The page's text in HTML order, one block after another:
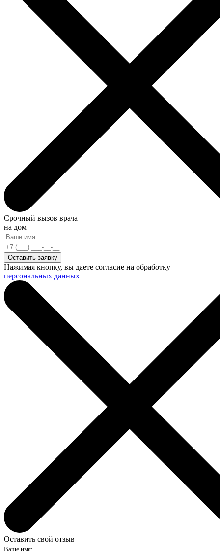
Срочный вызов врача
на дом
Нажимая кнопку, вы даете согласие на обработку
персональных данных
Оставить свой отзыв
Ваше имя: